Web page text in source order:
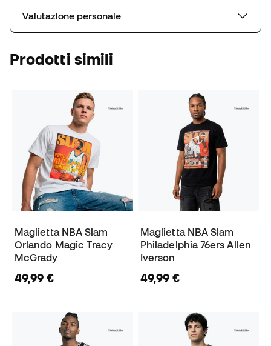
Valutazione personale
Prodotti simili
Maglietta NBA Slam
Orlando Magic Tracy
McGrady
49,99 €
Maglietta NBA Slam
Philadelphia 76ers Allen
Iverson
49,99 €